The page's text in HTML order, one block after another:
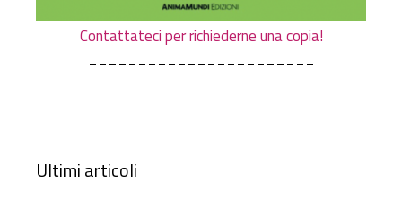
Contattateci per richiederne una copia!
Ultimi articoli